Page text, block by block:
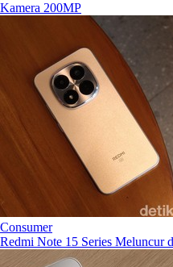
Kamera 200MP
Consumer
Redmi Note 15 Series